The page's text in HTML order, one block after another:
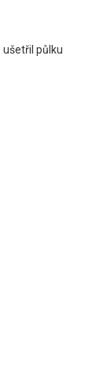
půlku